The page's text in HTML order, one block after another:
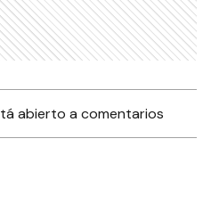
abierto a comentarios